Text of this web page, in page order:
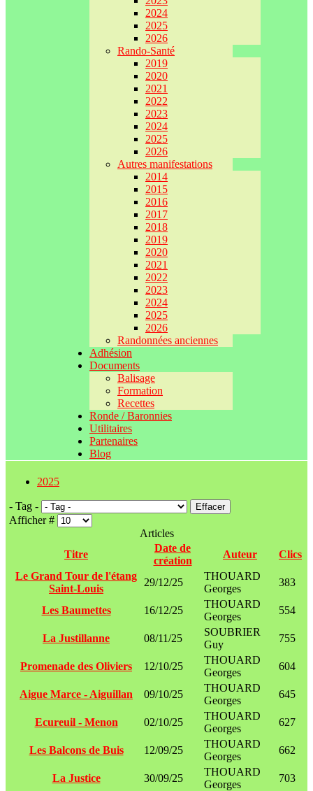
2024
2025
2026
Rando-Santé
2019
2020
2021
2022
2023
2024
2025
2026
Autres manifestations
2014
2015
2016
2017
2018
2019
2020
2021
2022
2023
2024
2025
2026
Randonnées anciennes
Adhésion
Documents
Balisage
Formation
Recettes
Ronde / Baronnies
Utilitaires
Partenaires
Blog
2025
- Tag - Effacer
Afficher #
Articles
Titre
Date de
création
Auteur
Clics
Le Grand Tour de l'étang
Saint-Louis
29/12/25
THOUARD
Georges
383
Les Baumettes 16/12/25
THOUARD
Georges
554
La Justillanne 08/11/25
SOUBRIER
Guy
755
Promenade des Oliviers 12/10/25
THOUARD
Georges
604
Aigue Marce - Aiguillan 09/10/25
THOUARD
Georges
645
Ecureuil - Menon 02/10/25
THOUARD
Georges
627
Les Balcons de Buis 12/09/25
THOUARD
Georges
662
La Justice 30/09/25
THOUARD
Georges
703